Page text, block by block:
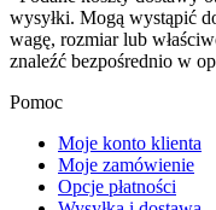
wysyłki. Mogą wystąpić
wagę, rozmiar lub
znaleźć bezpośrednio w
Pomoc
Moje konto klienta
Moje zamówienie
Opcje płatności